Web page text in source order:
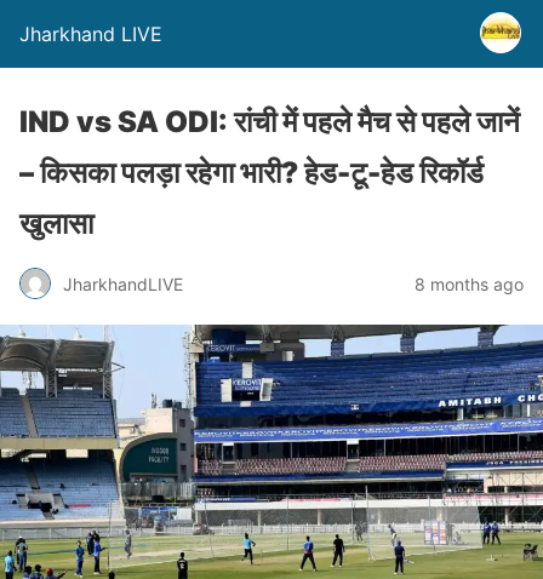
Jharkhand LIVE
IND vs SA ODI: रांची में पहले मैच से पहले जानें
– किसका पलड़ा रहेगा भारी? हेड-टू-हेड रिकॉर्ड
खुलासा
JharkhandLIVE 8 months ago